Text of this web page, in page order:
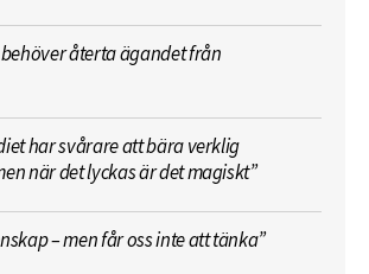
behöver återta ägandet från
har svårare att bära verklig
när det lyckas är det magiskt”
– men får oss inte att tänka”